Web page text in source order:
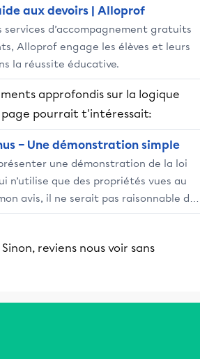
aux devoirs | Alloprof
services d’accompagnement gratuits
Alloprof engage les élèves et leurs
la réussite éducative.
approfondis sur la logique
pourrait t'intéressait:
– Une démonstration simple
une démonstration de la loi
n’utilise que des propriétés vues au
avis, il ne serait pas raisonnable de
à des collégiens; e…
reviens nous voir sans